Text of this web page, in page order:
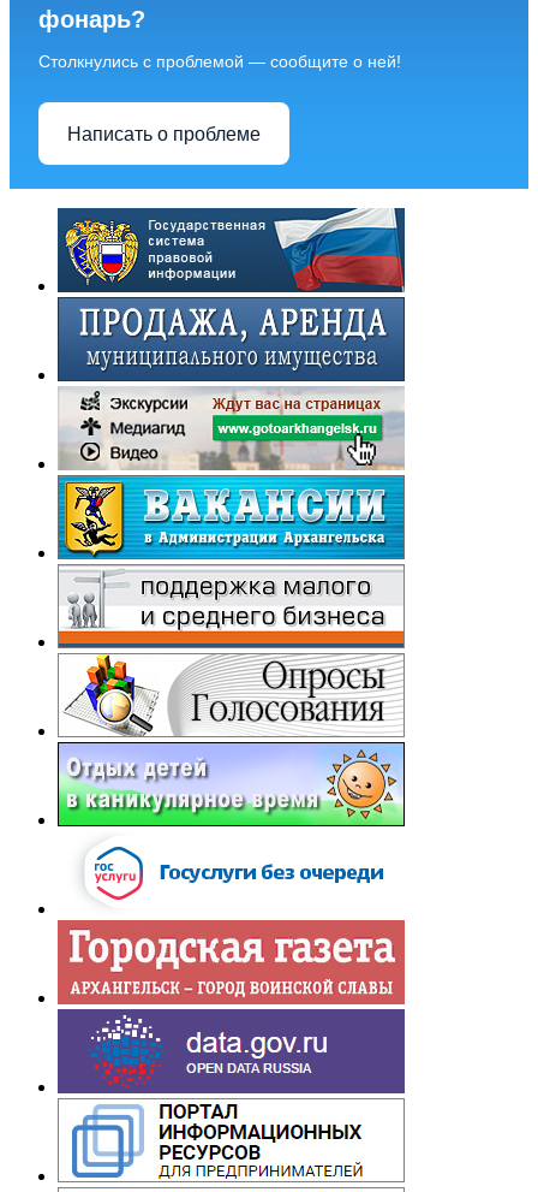
фонарь?
Столкнулись с проблемой — сообщите о ней!
Написать о проблеме